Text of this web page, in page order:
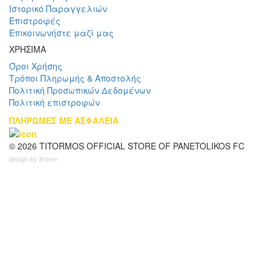
Ιστορικό Παραγγελιών
Επιστροφές
Επικοινωνήστε μαζί μας
ΧΡΗΣΙΜΑ
Όροι Χρήσης
Τρόποι Πληρωμής & Αποστολής
Πολιτική Προσωπικών Δεδομένων
Πολιτική επιστροφών
ΠΛΗΡΩΜΕΣ ΜΕ ΑΣΦΑΛΕΙΑ
© 2026 TITORMOS OFFICIAL STORE OF PANETOLIKOS FC
design by iframe